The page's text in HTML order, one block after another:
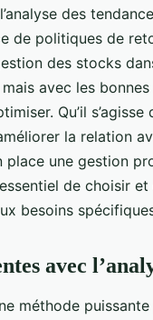
des
de politiques de
des stocks
avec les
Qu’il
la relation
une gestion
de choisir
besoins
avec
méthode